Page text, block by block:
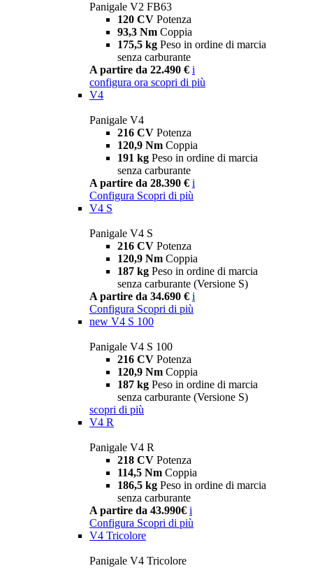
Panigale V2 FB63
120 CV Potenza
93,3 Nm Coppia
175,5 kg Peso in ordine di marcia
senza carburante
A partire da 22.490 € i
configura ora scopri di più
V4
Panigale V4
216 CV Potenza
120,9 Nm Coppia
191 kg Peso in ordine di marcia
senza carburante
A partire da 28.390 € i
Configura Scopri di più
V4 S
Panigale V4 S
216 CV Potenza
120,9 Nm Coppia
187 kg Peso in ordine di marcia
senza carburante (Versione S)
A partire da 34.690 € i
Configura Scopri di più
new V4 S 100
Panigale V4 S 100
216 CV Potenza
120,9 Nm Coppia
187 kg Peso in ordine di marcia
senza carburante (Versione S)
scopri di più
V4 R
Panigale V4 R
218 CV Potenza
114,5 Nm Coppia
186,5 kg Peso in ordine di marcia
senza carburante
A partire da 43.990€ i
Configura Scopri di più
V4 Tricolore
Panigale V4 Tricolore